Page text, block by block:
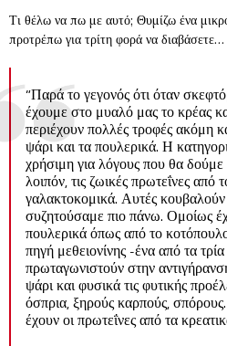
Τι θέλω να πω με αυτό; Θυμίζω ένα
προτρέπω για τρίτη φορά να διαβάσετε…
“Παρά το γεγονός ότι όταν
έχουμε στο μυαλό μας το κρέας
περιέχουν πολλές τροφές ακόμη
ψάρι και τα πουλερικά. Η
χρήσιμη για λόγους που θα
λοιπόν, τις ζωικές πρωτεΐνες από
γαλακτοκομικά. Αυτές
συζητούσαμε πιο πάνω. Ομοίως
πουλερικά όπως από το
πηγή μεθειονίνης -ένα από τα
πρωταγωνιστούν στην
ψάρι και φυσικά τις φυτικής
όσπρια, ξηρούς καρπούς,
έχουν οι πρωτεΐνες από τα